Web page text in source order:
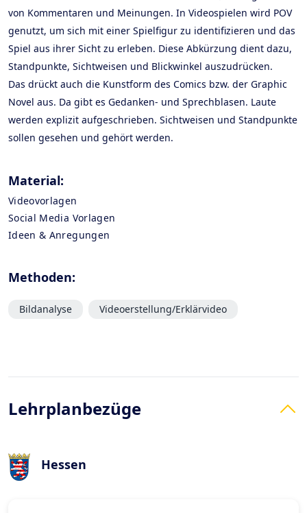
von Kommentaren und Meinungen. In Videospielen wird POV
genutzt, um sich mit einer Spielfigur zu identifizieren und das
Spiel aus ihrer Sicht zu erleben. Diese Abkürzung dient dazu,
Standpunkte, Sichtweisen und Blickwinkel auszudrücken.
Das drückt auch die Kunstform des Comics bzw. der Graphic
Novel aus. Da gibt es Gedanken- und Sprechblasen. Laute
werden explizit aufgeschrieben. Sichtweisen und Standpunkte
sollen gesehen und gehört werden.
Material:
Videovorlagen
Social Media Vorlagen
Ideen & Anregungen
Methoden:
Bildanalyse Videoerstellung/Erklärvideo
Lehrplanbezüge
Hessen